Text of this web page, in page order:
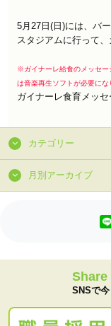
5月27日(日)には、バ
スタジアムに行って
※ガイナーレ給食のメッセー
は音楽再生ソフトが必要にな
ガイナーレ食育メッ
カテゴリー
月別アーカイブ
Share
SNSで今